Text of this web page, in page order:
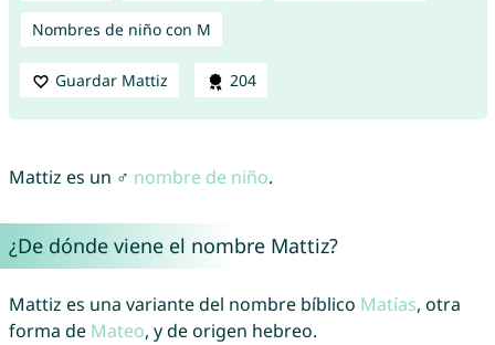
Nombres de niño con M
Guardar Mattiz 204
Mattiz es un ♂ nombre de niño.
¿De dónde viene el nombre Mattiz?
Mattiz es una variante del nombre bíblico Matías, otra
forma de Mateo, y de origen hebreo.